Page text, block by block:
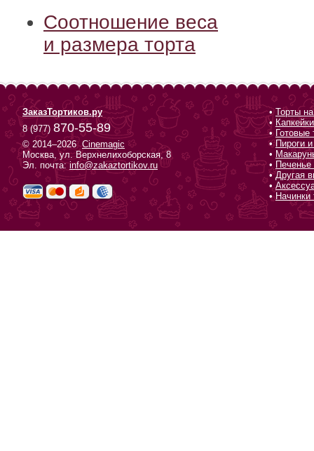
Соотношение веса
и размера торта
ЗаказТортиков.ру
8 (977) 870-55-89
© 2014–2026Cinemagic
Москва, ул. Верхнелихоборская, 8
Эл. почта:info@zakaztortikov.ru
•Торты на
•
• Готовые
•Пироги
•
• Печенье
•Другая
•
•Начинки